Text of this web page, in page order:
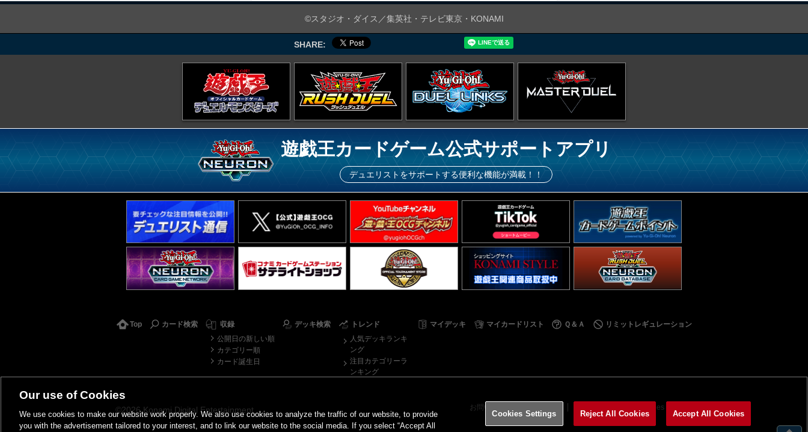
©スタジオ・ダイス／集英社・テレビ東京・KONAMI
SHARE:
遊戯王カードゲーム公式サポートアプリ
デュエリストをサポートする便利な機能が満載！！
Top カード検索
収録
公開日の新しい順
カテゴリー順
カード誕生日
デッキ検索
トレンド
人気デッキランキ
ング
注目カテゴリーラ
ンキング
マイデッキ マイカードリスト Ｑ＆Ａ リミットレギュレーション
お問い合わせ Cookies Settings
©2026 Konami Digital Entertainment
Our use of Cookies
We use cookies to make our website work properly. We also use cookies to analyze the traffic of our website, to provide
you with the advertisement tailored to your interest, and to link our website to the social media. If you select “Accept All
Cookies Settings Reject All Cookies Accept All Cookies